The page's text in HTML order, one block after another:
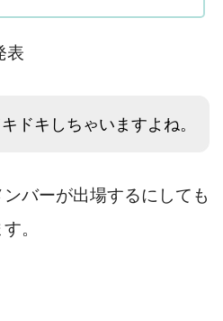
表
ドキしちゃいますよね。
バーが出場するにしても
。